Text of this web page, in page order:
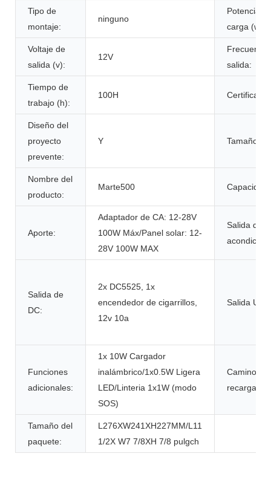
Tipo de
montaje:
ninguno
Potencia
carga (w):
Voltaje de
salida (v):
12V
salida:
Tiempo de
trabajo (h):
100H Certificado:
Diseño del
proyecto
prevente:
Y Tamaño:
Nombre del
producto:
Marte500 Capacidad:
Aporte:
Adaptador de CA: 12-28V
100W Máx/Panel solar: 12-
28V 100W MAX
Salida de
Salida de
DC:
2x DC5525, 1x
encendedor de cigarrillos,
12v 10a
Salida
Funciones
adicionales:
1x 10W Cargador
inalámbrico/1x0.5W Ligera
LED/Linteria 1x1W (modo
SOS)
Camino de
recarga:
Tamaño del
paquete:
L276XW241XH227MM/L11
1/2X W7 7/8XH 7/8 pulgch